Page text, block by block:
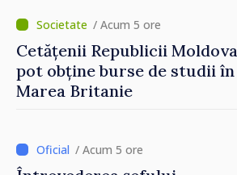
/ Acum 5 ore
Cetățenii Republicii Moldova
pot obține burse de studii în
Marea Britanie
/ Acum 5 ore